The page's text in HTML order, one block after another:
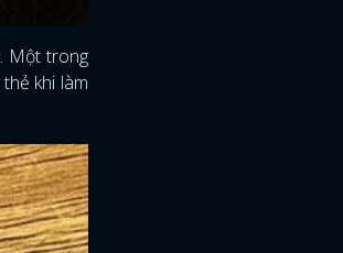
Một trong
khi làm